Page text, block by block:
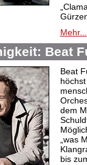
Mehr...
Beat
Beat
dem
„was
bis